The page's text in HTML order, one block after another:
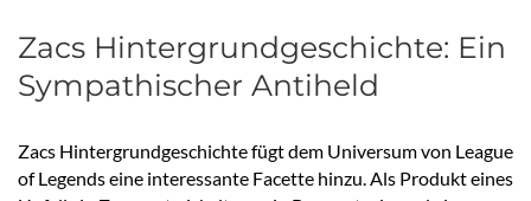
Zacs Hintergrundgeschichte: Ein
Sympathischer Antiheld
Zacs Hintergrundgeschichte fügt dem Universum von League
of Legends eine interessante Facette hinzu. Als Produkt eines